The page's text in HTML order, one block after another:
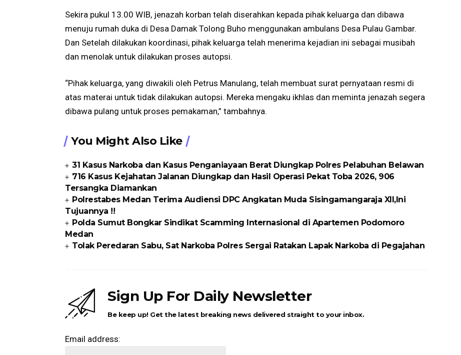
Sekira pukul 13.00 WIB, jenazah korban telah diserahkan kepada pihak keluarga dan dibawa
menuju rumah duka di Desa Damak Tolong Buho menggunakan ambulans Desa Pulau Gambar.
Dan Setelah dilakukan koordinasi, pihak keluarga telah menerima kejadian ini sebagai musibah
dan menolak untuk dilakukan proses autopsi.
“Pihak keluarga, yang diwakili oleh Petrus Manulang, telah membuat surat pernyataan resmi di
atas materai untuk tidak dilakukan autopsi. Mereka mengaku ikhlas dan meminta jenazah segera
dibawa pulang untuk proses pemakaman,” tambahnya.
You Might Also Like
31 Kasus Narkoba dan Kasus Penganiayaan Berat Diungkap Polres Pelabuhan Belawan
716 Kasus Kejahatan Jalanan Diungkap dan Hasil Operasi Pekat Toba 2026, 906
Tersangka Diamankan
Polrestabes Medan Terima Audiensi DPC Angkatan Muda Sisingamangaraja XII,Ini
Tujuannya !!
Polda Sumut Bongkar Sindikat Scamming Internasional di Apartemen Podomoro
Medan
Tolak Peredaran Sabu, Sat Narkoba Polres Sergai Ratakan Lapak Narkoba di Pegajahan
Sign Up For Daily Newsletter
Be keep up! Get the latest breaking news delivered straight to your inbox.
Email address: